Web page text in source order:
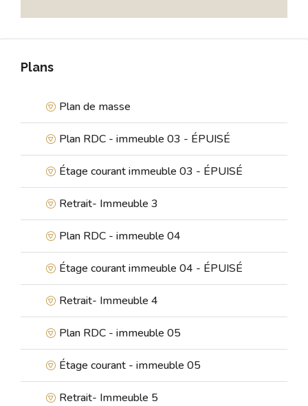
Plans
Plan de masse
Plan RDC - immeuble 03 - ÉPUISÉ
Étage courant immeuble 03 - ÉPUISÉ
Retrait- Immeuble 3
Plan RDC - immeuble 04
Étage courant immeuble 04 - ÉPUISÉ
Retrait- Immeuble 4
Plan RDC - immeuble 05
Étage courant - immeuble 05
Retrait- Immeuble 5